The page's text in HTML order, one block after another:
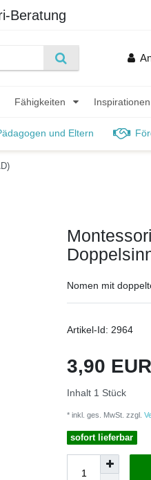
Beratung
Fähigkeiten Inspirationen
und Eltern
Nomen mit
Artikel-Id: 2964
3,90 EUR
Inhalt 1 Stück
* inkl. ges. MwSt. zzgl.
sofort lieferbar